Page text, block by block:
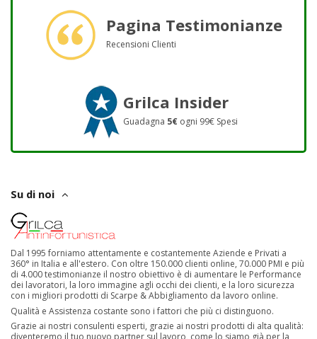
Pagina Testimonianze
Recensioni Clienti
Grilca Insider
Guadagna 5€ ogni 99€ Spesi
Su di noi
Dal 1995 forniamo attentamente e costantemente Aziende e Privati a
360° in Italia e all'estero. Con oltre 150.000 clienti online, 70.000 PMI e più
di 4.000 testimonianze il nostro obiettivo è di aumentare le Performance
dei lavoratori, la loro immagine agli occhi dei clienti, e la loro sicurezza
con i migliori prodotti di Scarpe & Abbigliamento da lavoro online.
Qualità e Assistenza costante sono i fattori che più ci distinguono.
Grazie ai nostri consulenti esperti, grazie ai nostri prodotti di alta qualità: